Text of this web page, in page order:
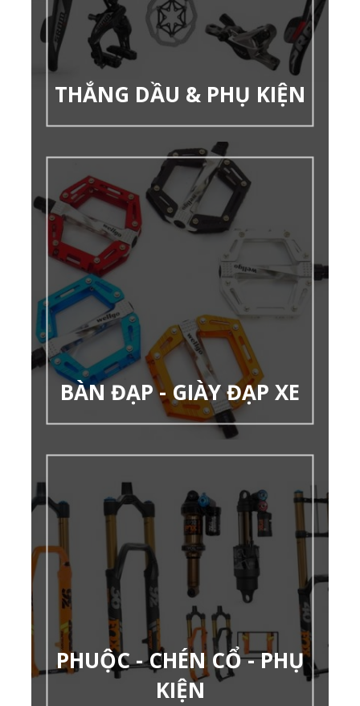
THẮNG DẦU & PHỤ KIỆN
BÀN ĐẠP - GIÀY ĐẠP XE
PHUỘC - CHÉN CỔ - PHỤ
KIỆN